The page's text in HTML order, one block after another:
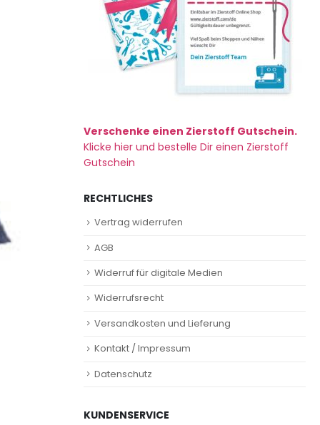
Verschenke einen Zierstoff Gutschein.
Klicke hier und bestelle Dir einen Zierstoff
Gutschein
RECHTLICHES
Vertrag widerrufen
AGB
Widerruf für digitale Medien
Widerrufsrecht
Versandkosten und Lieferung
Kontakt / Impressum
Datenschutz
KUNDENSERVICE